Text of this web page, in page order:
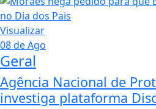
Visualizar
08 de Ago
Geral
Agência Nacional de
investiga plataforma